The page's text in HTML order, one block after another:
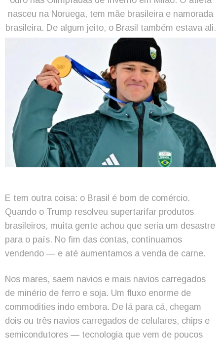
nasceu na Noruega, tem mãe brasileira e namorada
brasileira. De algum jeito, o Brasil também estava ali.
E tem outra coisa: o Brasil é bom de comércio.
Quando o Trump resolveu supertarifar produtos
brasileiros, muita gente achou que seria um desastre
para o país. No fim das contas, continuamos
vendendo — e até aumentamos a venda de carne.
Nos mares, saem navios e mais navios carregados
de minério de ferro e soja. Um fluxo enorme de
commodities indo embora. De lá para cá, chegam
dois ou três navios carregados de celulares, chips e
semicondutores — tecnologia que vem de poucos